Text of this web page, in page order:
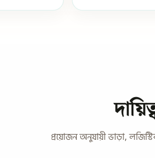
প্রয়োজন অনুযায়ী ভাড়া,